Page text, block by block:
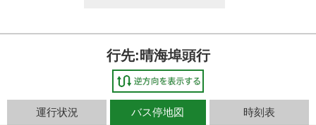
行先:晴海埠頭行
運行状況 バス停地図 時刻表